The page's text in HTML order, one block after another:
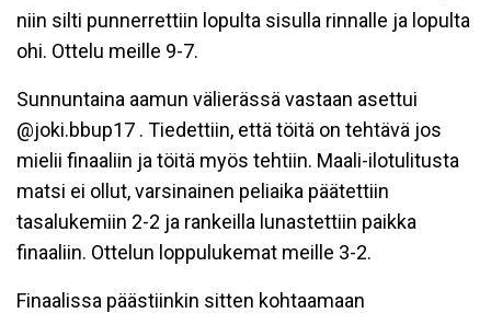
niin silti punnerrettiin lopulta sisulla rinnalle ja lopulta
ohi. Ottelu meille 9-7.
Sunnuntaina aamun välierässä vastaan asettui
@joki.bbup17 . Tiedettiin, että töitä on tehtävä jos
mielii finaaliin ja töitä myös tehtiin. Maali-ilotulitusta
matsi ei ollut, varsinainen peliaika päätettiin
tasalukemiin 2-2 ja rankeilla lunastettiin paikka
finaaliin. Ottelun loppulukemat meille 3-2.
Finaalissa päästiinkin sitten kohtaamaan